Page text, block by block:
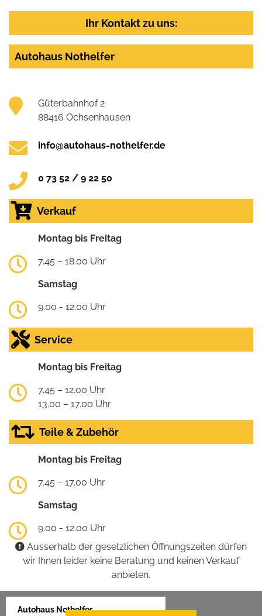
Ihr Kontakt zu uns:
Autohaus Nothelfer
Güterbahnhof 2
88416 Ochsenhausen
info@autohaus-nothelfer.de
0 73 52 / 9 22 50
Verkauf
Montag bis Freitag
7.45 – 18.00 Uhr
Samstag
9.00 - 12.00 Uhr
Service
Montag bis Freitag
7.45 – 12.00 Uhr
13.00 – 17.00 Uhr
Teile & Zubehör
Montag bis Freitag
7.45 – 17.00 Uhr
Samstag
9.00 - 12.00 Uhr
Ausserhalb der gesetzlichen Öffnungszeiten dürfen
wir Ihnen leider keine Beratung und keinen Verkauf
anbieten.
Autohaus Nothelfer